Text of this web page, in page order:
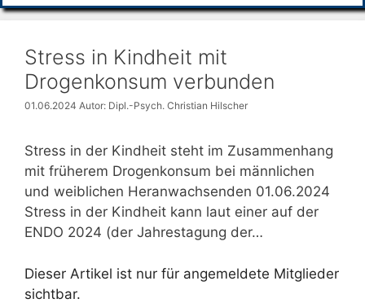
Stress in Kindheit mit
Drogenkonsum verbunden
01.06.2024 Autor: Dipl.-Psych. Christian Hilscher
Stress in der Kindheit steht im Zusammenhang
mit früherem Drogenkonsum bei männlichen
und weiblichen Heranwachsenden 01.06.2024
Stress in der Kindheit kann laut einer auf der
ENDO 2024 (der Jahrestagung der…
Dieser Artikel ist nur für angemeldete Mitglieder
sichtbar.